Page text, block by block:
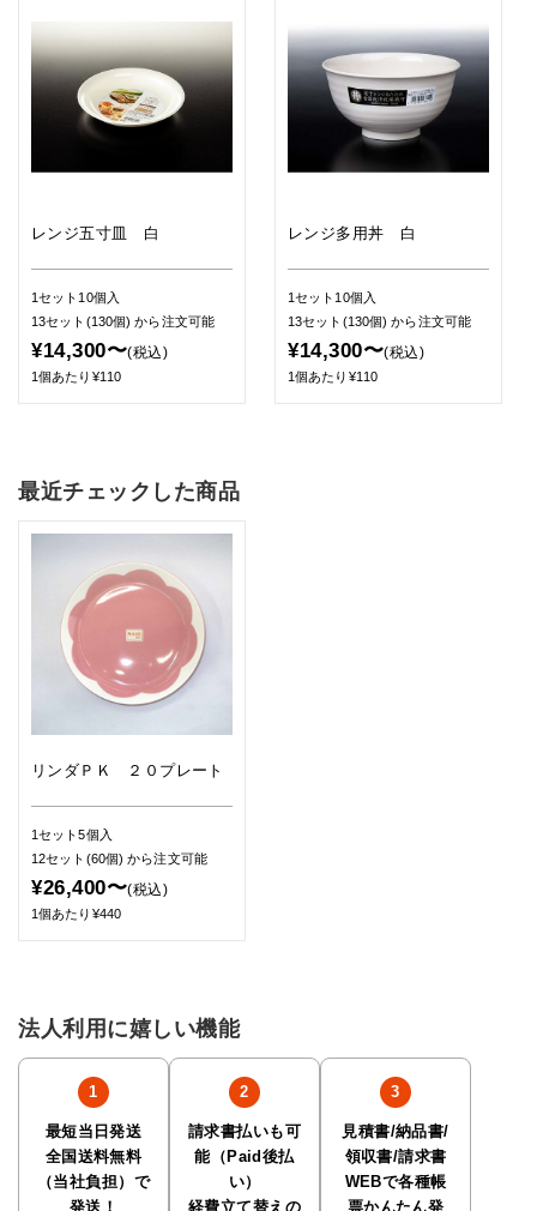
レンジ五寸皿 白
1セット10個入
13セット(130個)から注文可能
¥14,300〜(税込)
1個あたり¥110
レンジ多用丼 白
1セット10個入
13セット(130個)から注文可能
¥14,300〜(税込)
1個あたり¥110
最近チェックした商品
リンダＰＫ ２０プレート
1セット5個入
12セット(60個)から注文可能
¥26,400〜(税込)
1個あたり¥440
法人利用に嬉しい機能
最短当日発送
全国送料無料
（当社負担）で
発送！
請求書払いも可
能（Paid後払
い）
経費立て替えの
見積書/納品書/
領収書/請求書
WEBで各種帳
票かんたん発